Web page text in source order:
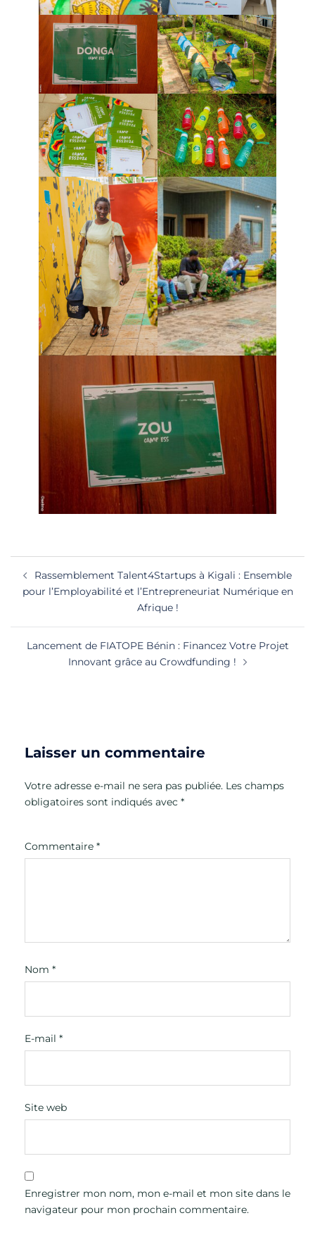
d’article
Rassemblement Talent4Startups à Kigali : Ensemble
pour l’Employabilité et l’Entrepreneuriat Numérique en
Afrique !
Lancement de FIATOPE Bénin : Financez Votre Projet
Innovant grâce au Crowdfunding !
Laisser un commentaire
Votre adresse e-mail ne sera pas publiée. Les champs
obligatoires sont indiqués avec *
Commentaire *
Nom *
E-mail *
Site web
Enregistrer mon nom, mon e-mail et mon site dans le
navigateur pour mon prochain commentaire.